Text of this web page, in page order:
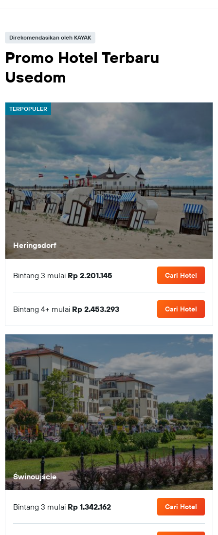
Direkomendasikan oleh KAYAK
Promo Hotel Terbaru
Usedom
TERPOPULER
Heringsdorf
Bintang 3 mulai Rp 2.201.145 Cari Hotel
Bintang 4+ mulai Rp 2.453.293 Cari Hotel
Świnoujście
Bintang 3 mulai Rp 1.342.162 Cari Hotel